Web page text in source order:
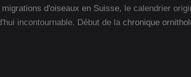
d'oiseaux en Suisse, le calendrier
incontournable. Début de la chronique